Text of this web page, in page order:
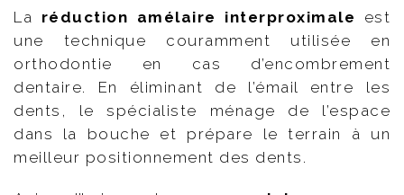
La réduction amélaire interproximale est
une technique couramment utilisée en
orthodontie en cas d’encombrement
dentaire. En éliminant de l’émail entre les
dents, le spécialiste ménage de l’espace
dans la bouche et prépare le terrain à un
meilleur positionnement des dents.